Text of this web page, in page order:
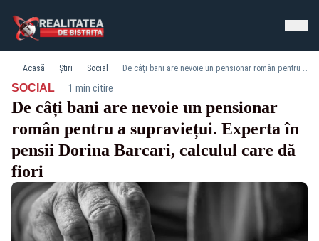
Acasă Știri Social De câți bani are nevoie un pensionar român pentru a supraviețui. Experta în pensii Dorina Barcari, calculul care dă fiori
SOCIAL· 1 min citire
De câți bani are nevoie un pensionar
român pentru a supraviețui. Experta în
pensii Dorina Barcari, calculul care dă
fiori